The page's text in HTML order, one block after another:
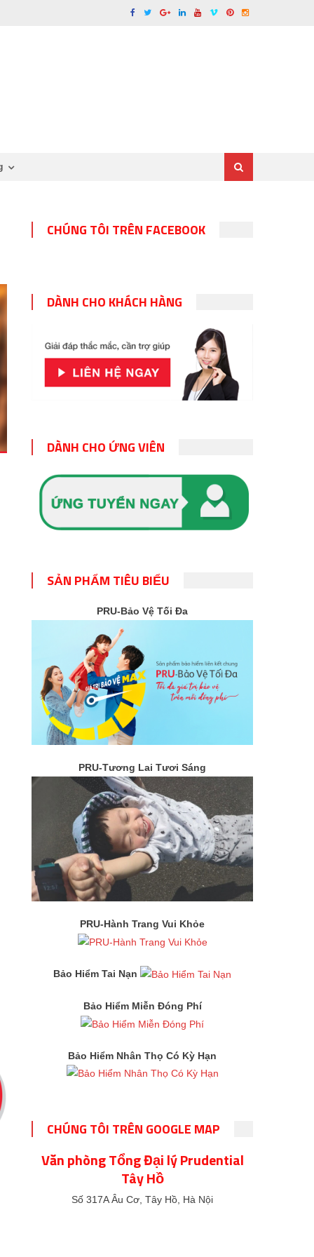
CHÚNG TÔI TRÊN FACEBOOK
DÀNH CHO KHÁCH HÀNG
DÀNH CHO ỨNG VIÊN
SẢN PHẨM TIÊU BIỂU
PRU-Bảo Vệ Tối Đa
PRU-Tương Lai Tươi Sáng
PRU-Hành Trang Vui Khỏe
Bảo Hiểm Tai Nạn
Bảo Hiểm Miễn Đóng Phí
Bảo Hiểm Nhân Thọ Có Kỳ Hạn
CHÚNG TÔI TRÊN GOOGLE MAP
Văn phòng Tổng Đại lý Prudential
Tây Hồ
Số 317A Âu Cơ, Tây Hồ, Hà Nội